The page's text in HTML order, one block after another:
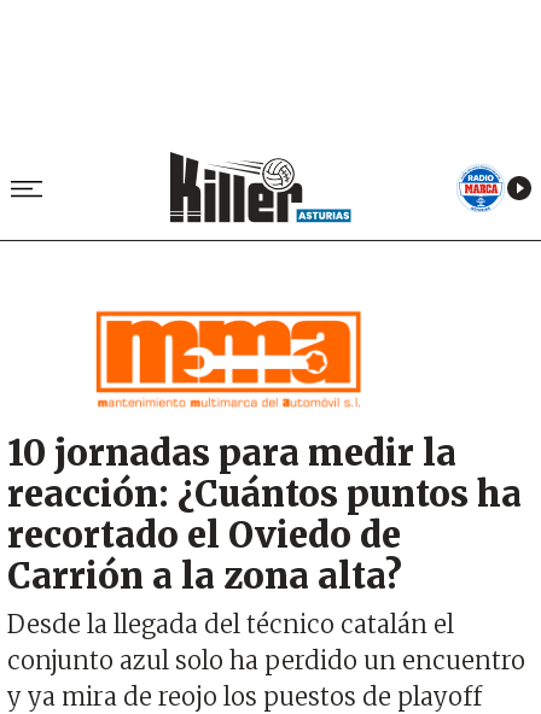
10 jornadas para medir la
reacción: ¿Cuántos puntos ha
recortado el Oviedo de
Carrión a la zona alta?
Desde la llegada del técnico catalán el
conjunto azul solo ha perdido un encuentro
y ya mira de reojo los puestos de playoff